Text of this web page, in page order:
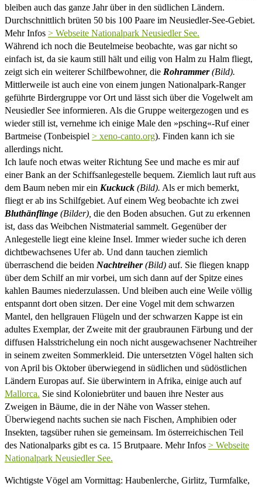
bleiben auch das ganze Jahr über in den südlichen Ländern.
Durchschnittlich brüten 50 bis 100 Paare im Neusiedler-See-Gebiet.
Mehr Infos > Webseite Nationalpark Neusiedler See.
Während ich noch die Beutelmeise beobachte, was gar nicht so
einfach ist, da sie kaum still hält und eilig von Halm zu Halm fliegt,
zeigt sich ein weiterer Schilfbewohner, die Rohrammer(Bild).
Mittlerweile ist auch eine von einem jungen Nationalpark-Ranger
geführte Birdergruppe vor Ort und lässt sich über die Vogelwelt am
Neusiedler See informieren. Als die Gruppe weitergezogen und es
wieder still ist, vernehme ich einige Male den »psching«-Ruf einer
Bartmeise (Tonbeispiel > xeno-canto.org). Finden kann ich sie
allerdings nicht.
Ich laufe noch etwas weiter Richtung See und mache es mir auf
einer Bank an der Schiffsanlegestelle bequem. Ziemlich laut ruft aus
dem Baum neben mir ein Kuckuck (Bild). Als er mich bemerkt,
fliegt er ab ins Schilfgebiet. Auf einem Weg beobachte ich zwei
Bluthänflinge (Bilder), die den Boden absuchen. Gut zu erkennen
ist, dass das Weibchen Nistmaterial sammelt. Gegenüber der
Anlegestelle liegt eine kleine Insel. Immer wieder suche ich deren
dichtbewachsenes Ufer ab. Und dann tauchen ziemlich
überraschend die beiden Nachtreiher(Bild) auf. Sie fliegen knapp
über dem Schilf an mir vorbei, um sich dann auf der Spitze eines
kahlen Baumes niederzulassen. Und bleiben auch eine Weile völlig
entspannt dort oben sitzen. Der eine Vogel mit dem schwarzen
Mantel, den hellgrauen Flügeln und der schwarzen Kappe ist ein
adultes Exemplar, der Zweite mit der graubraunen Färbung und der
diffusen Halsstrichelung ein noch nicht ausgewachsener Nachtreiher
in seinem zweiten Sommerkleid. Die untersetzten Vögel halten sich
von April bis Oktober überwiegend in südlichen und südöstlichen
Ländern Europas auf. Sie überwintern in Afrika, einige auch auf
Mallorca. Sie sind Koloniebrüter und bauen ihre Nester aus
Zweigen in Bäume, die in der Nähe von Wasser stehen.
Überwiegend nachts suchen sie nach Fischen, Amphibien oder
Insekten, tagsüber ruhen sie gemeinsam. Im österreichischen Teil
des Nationalparks gibt es ca. 15 Brutpaare. Mehr Infos > Webseite
Nationalpark Neusiedler See.
Wichtigste Vögel am Vormittag: Haubenlerche, Girlitz, Turmfalke,